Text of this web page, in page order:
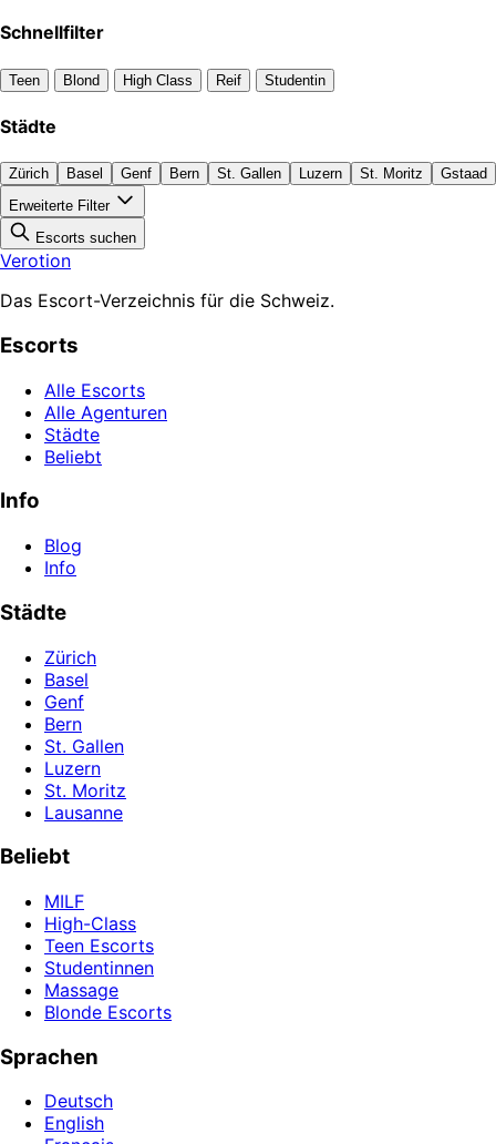
Schnellfilter
Teen Blond High Class Reif Studentin
Städte
Zürich Basel Genf Bern St. Gallen Luzern St. Moritz
Gstaad
Erweiterte Filter
Escorts suchen
Verotion
Das Escort-Verzeichnis für die Schweiz.
Escorts
Alle Escorts
Alle Agenturen
Städte
Beliebt
Info
Blog
Info
Städte
Zürich
Basel
Genf
Bern
St. Gallen
Luzern
St. Moritz
Lausanne
Beliebt
MILF
High-Class
Teen Escorts
Studentinnen
Massage
Blonde Escorts
Sprachen
Deutsch
English